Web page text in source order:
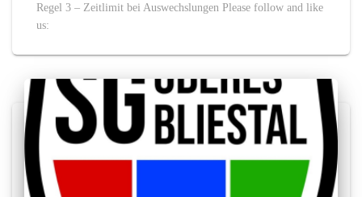
Regel 3 – Zeitlimit bei Auswechslungen Please follow and like
us: